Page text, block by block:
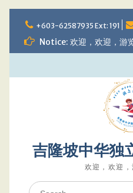
to
content
+603-62587935 Ext: 191
Notice: 欢迎，欢迎，游
吉隆坡中华独
欢迎，欢迎
Search